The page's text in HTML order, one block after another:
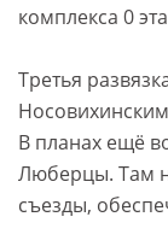
комплекса 0
Третья
В планах ещё
Люберцы. Там
съезды,